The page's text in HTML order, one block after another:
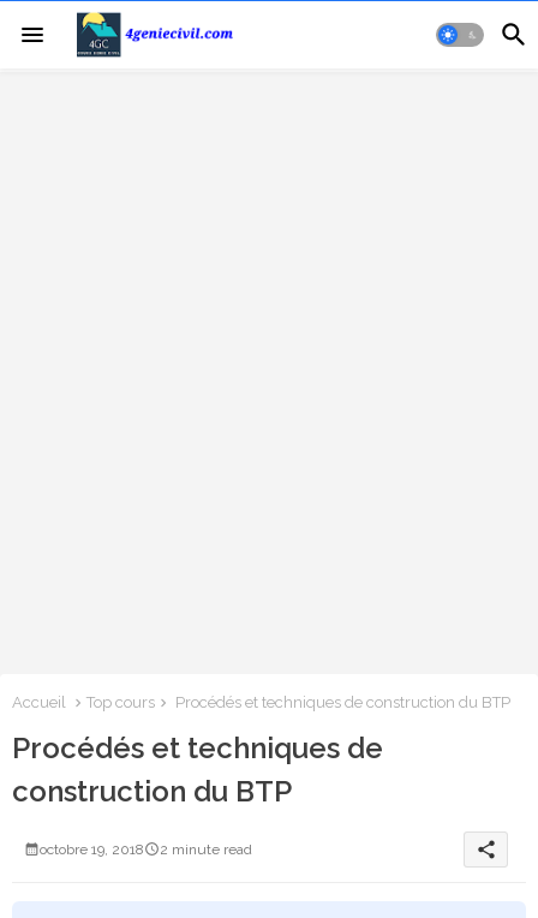
Accueil Top cours Procédés et techniques de construction du BTP
Procédés et techniques de
construction du BTP
octobre 19, 2018 2 minute read share